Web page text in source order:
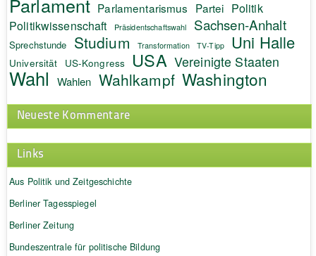
Parlamentarismus Partei Politik
Politikwissenschaft Präsidentschaftswahl Sachsen-Anhalt
Sprechstunde Studium Transformation TV-Tipp Uni Halle
Universität US-Kongress USA Vereinigte Staaten
Wahl Wahlen Wahlkampf Washington
Neueste Kommentare
Links
Aus Politik und Zeitgeschichte
Berliner Tagesspiegel
Berliner Zeitung
Bundeszentrale für politische Bildung